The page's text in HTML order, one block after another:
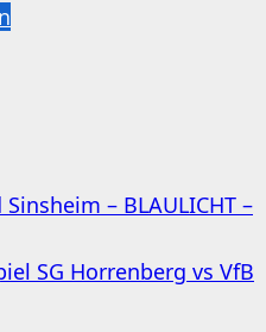
– BLAULICHT –
SG Horrenberg vs VfB